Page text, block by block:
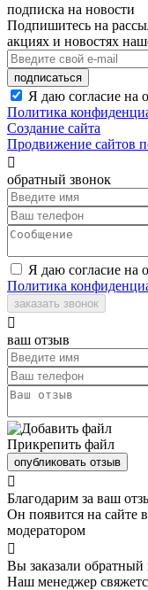
подписка на новости
Подпишитесь на
акциях и новостях
подписаться
Я даю согласие на
Политика
Создание сайта
Продвижение сайтов

обратный звонок
Я даю согласие на
Политика
заказать звонок

ваш отзыв
Прикрепить файл
опубликовать отзыв

Благодарим за ваш
Он появится на сайте
модератором

Вы заказали обратный
Наш менеджер